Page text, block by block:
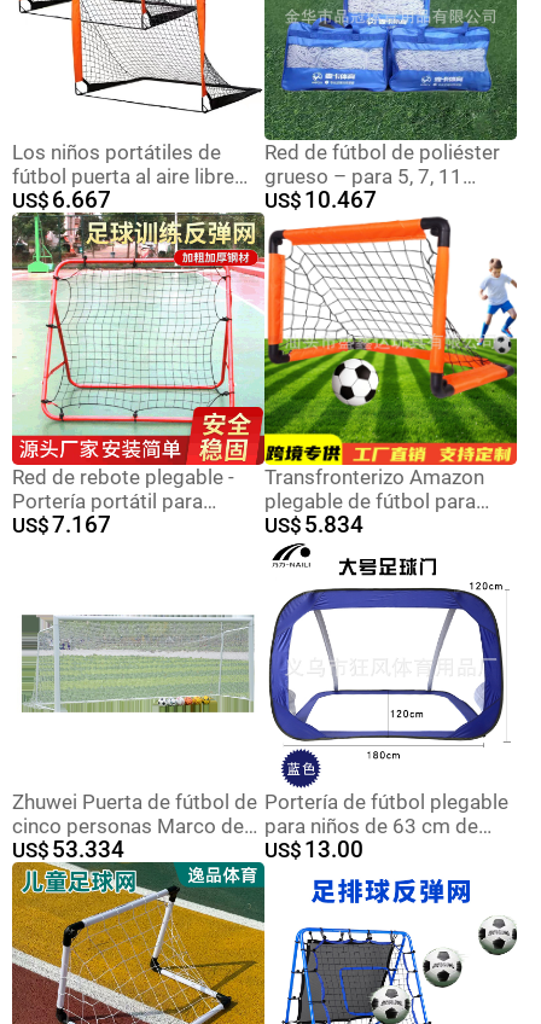
Los niños portátiles de
fútbol puerta al aire libre
deportes red plegable
tienda rectangular meta
hockey sobre hielo hockey
Net
US$ 6.667
Red de fútbol de poliéster
grueso – para 5, 7, 11
jugadores, entrenamiento,
ocio, polipropileno
US$ 10.467
Red de rebote plegable -
Portería portátil para
fútbol, béisbol y golf
US$7.167
Transfronterizo Amazon
plegable de fútbol para
niños Puerta de fútbol Red
Copa del Mundo portátil
deportes al aire libre
juguetes interactivos
US$ 5.834
Zhuwei Puerta de fútbol de
cinco personas Marco de
fútbol de cinco personas
para niños Puerta de bola
pequeña marco de puerta
de fútbol
US$ 53.334
Portería de fútbol plegable
para niños de 63 cm de
diámetro, portería de fútbol
portátil para playa y
exteriores, suministros
para niños de gran tamaño
US$ 13.00